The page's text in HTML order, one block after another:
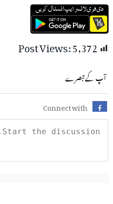
Post Views:5,372
آپ کے تبصرے
Connect with